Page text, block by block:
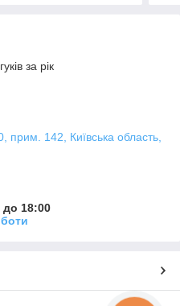
за рік
прим. 142, Київська область,
до 18:00